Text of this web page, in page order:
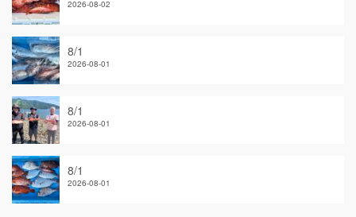
2026-08-02
8/1
2026-08-01
8/1
2026-08-01
8/1
2026-08-01